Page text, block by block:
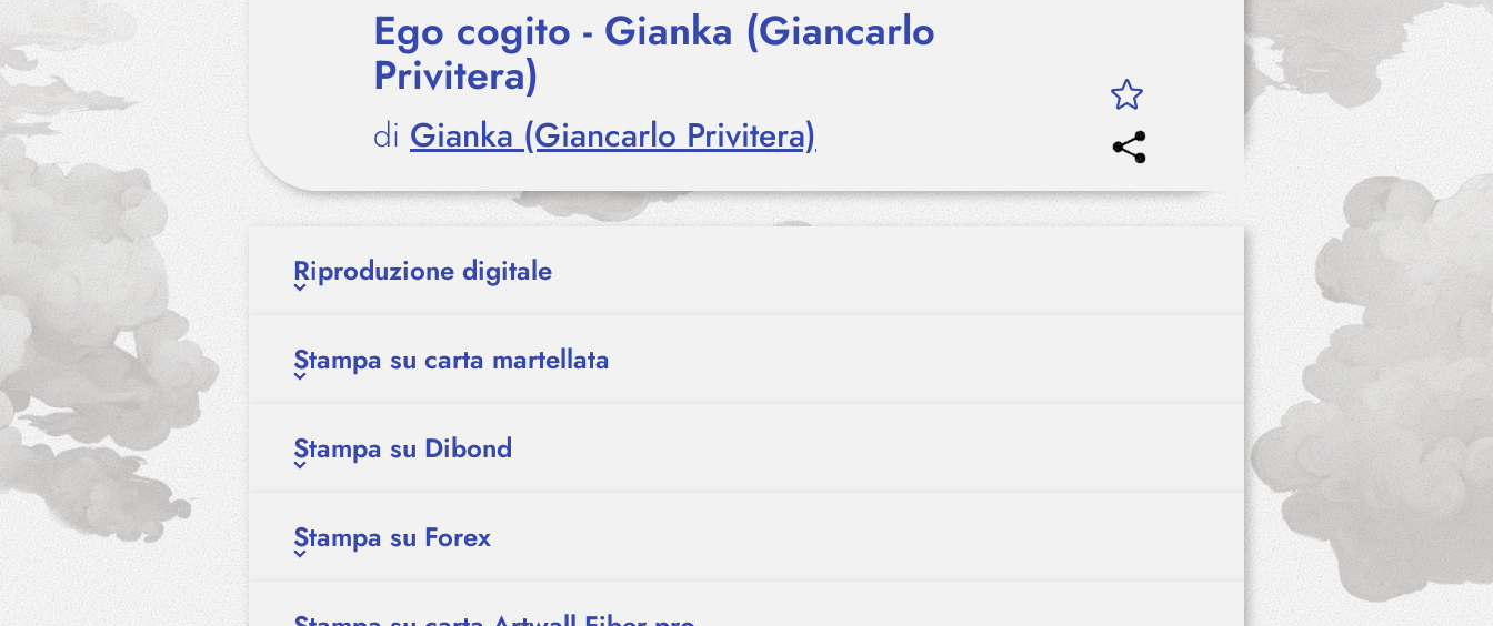
Ego cogito - Gianka (Giancarlo
Privitera)
di Gianka (Giancarlo Privitera)
Riproduzione digitale
Stampa su carta martellata
Stampa su Dibond
Stampa su Forex